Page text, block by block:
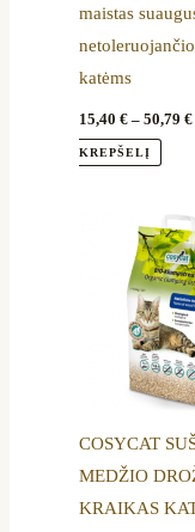
maistas
katėms
15,40€ – 50,79€
KREPŠELĮ
on
the
page
COSYCAT
MEDŽIO
KRAIKAS